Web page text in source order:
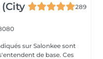
289
sur Salonkee sont
de base. Ces